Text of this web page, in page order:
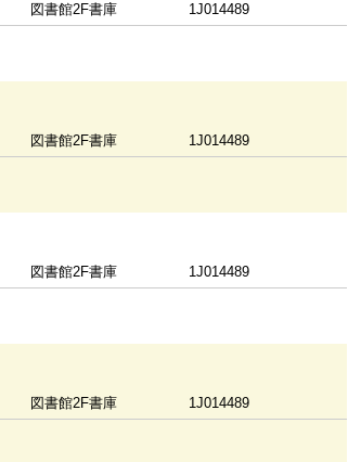
図書館2F書庫 1J014489
図書館2F書庫 1J014489
図書館2F書庫 1J014489
図書館2F書庫 1J014489